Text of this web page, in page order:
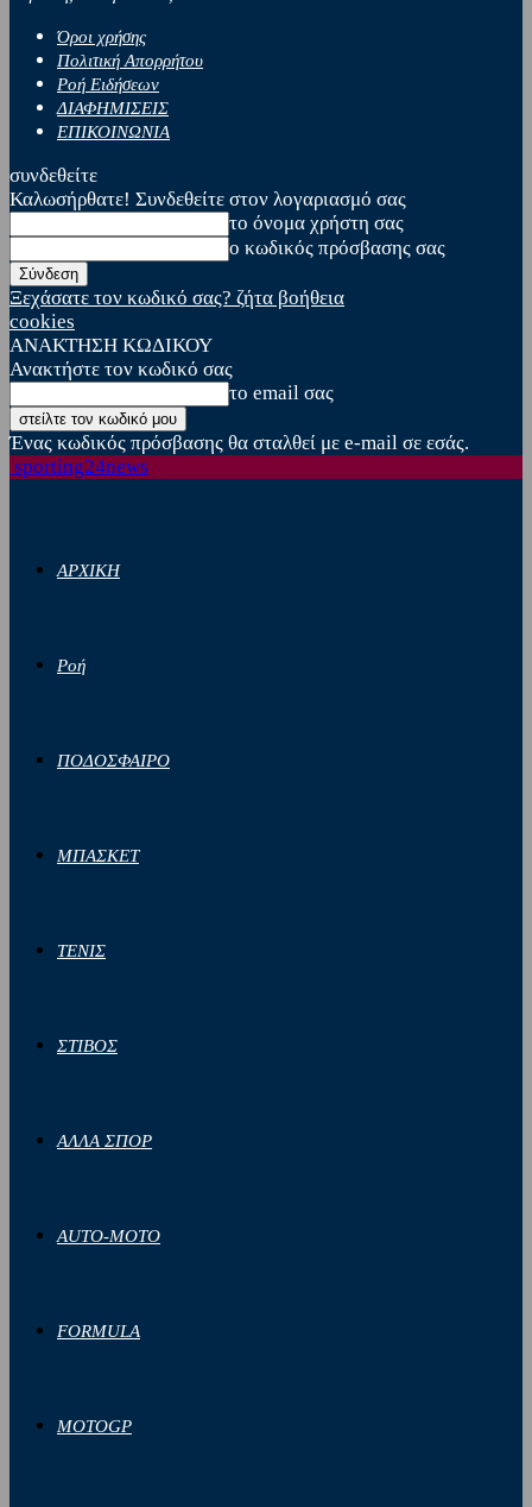
Όροι χρήσης
Πολιτική Απορρήτου
Ροή Ειδήσεων
ΔΙΑΦΗΜΙΣΕΙΣ
ΕΠΙΚΟΙΝΩΝΙΑ
συνδεθείτε
Καλωσήρθατε! Συνδεθείτε στον λογαριασμό σας
το όνομα χρήστη σας
ο κωδικός πρόσβασης σας
Ξεχάσατε τον κωδικό σας? ζήτα βοήθεια
cookies
ΑΝΑΚΤΗΣΗ ΚΩΔΙΚΟΥ
Ανακτήστε τον κωδικό σας
το email σας
Ένας κωδικός πρόσβασης θα σταλθεί με e-mail σε εσάς.
sporting24news
ΑΡΧΙΚΗ
Ροή
ΠΟΔΟΣΦΑΙΡΟ
ΜΠΑΣΚΕΤ
ΤΕΝΙΣ
ΣΤΙΒΟΣ
ΑΛΛΑ ΣΠΟΡ
AUTO-MOTO
FORMULA
MOTOGP